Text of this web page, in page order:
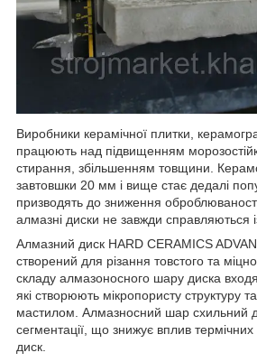
Виробники керамічної плитки,
працюють над підвищенням
стирання, збільшенням товщини.
завтовшки 20 мм і вище стає дедалі
призводять до зниження
алмазні диски не завжди справляються
Алмазний диск HARD CERAMICS
створений для різання товстого та
складу алмазоносного шару диска
які створюють мікропористу структуру
мастилом. Алмазносний шар схильний
сегментації, що знижує вплив
диск.